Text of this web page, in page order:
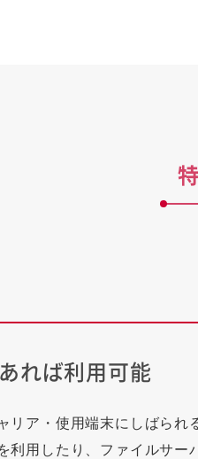
れば利用可能
リア・使用端末にしばら
用したり、ファイルサ